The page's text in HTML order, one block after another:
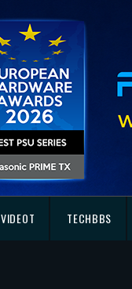
VIDEOT TECHBBS